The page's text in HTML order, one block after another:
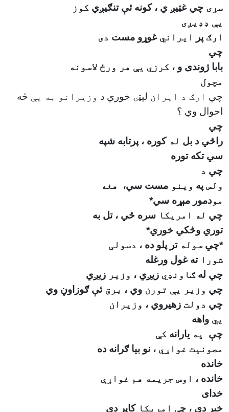
سړی چي غټيږ ي ، کونه ئې تنګيږي کوز
یې ډډیږی
ارګ پر ایراني غوړو مست دی
چي
بابا ژوندی و ، کرزي یې هر ورځ لاسونه
مچول
چي ارګ د ایران لېټۍ خوري د وزیرانو به يې څه
احوال وي ؟
چي
راځي د بل له کوره ، پرتابه شپه
سي تکه توره
چي د
ولس په وینو مست سي،
هغه
مودمور مېړه سي*
چي له امریکا سره ځي ، تل به
توري وڅکي خوري*
*چي سوله تر پلو ده ، دسولی
شورا ته غول ورغله
چي له ګاونډي زيږي ، وزیر زيږي
چي وزیر يې تورن وي ، برق ئې ګوزاوڼ وي
چي دولت زهيروي ، وزیران
يي واهه
چې
په يارانه کې
مصونیت غواړي ، نو بيا ګرانه ده
خانده
خانده ، اوس جریمه هم غواړې
خدای
خبر دی ، چې امریکا کاپر دی